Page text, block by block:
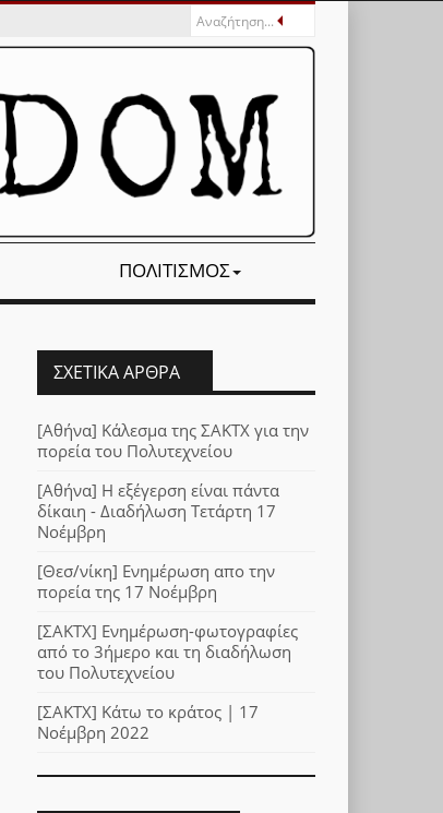
ΠΟΛΙΤΙΣΜΌΣ
ΣΧΕΤΙΚΆ ΆΡΘΡΑ
[Αθήνα] Κάλεσμα της ΣΑΚΤΧ για την
πορεία του Πολυτεχνείου
[Αθήνα] Η εξέγερση είναι πάντα
δίκαιη - Διαδήλωση Τετάρτη 17
Νοέμβρη
[Θεσ/νίκη] Ενημέρωση απο την
πορεία της 17 Νοέμβρη
[ΣΑΚΤΧ] Ενημέρωση-φωτογραφίες
από το 3ήμερο και τη διαδήλωση
του Πολυτεχνείου
[ΣΑΚΤΧ] Κάτω το κράτος | 17
Νοέμβρη 2022